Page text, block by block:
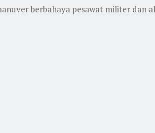
berbahaya pesawat militer dan